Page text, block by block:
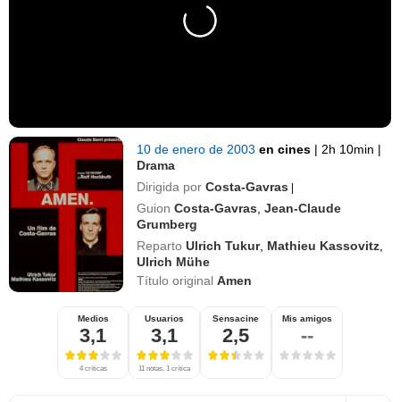
10 de enero de 2003en cines | 2h 10min |
Drama
Dirigida por Costa-Gavras |
Guion Costa-Gavras ,Jean-Claude
Grumberg
Reparto Ulrich Tukur, Mathieu Kassovitz
Ulrich Mühe
Título originalAmen
Medios
3,1
4 críticas
Usuarios
3,1
11 notas, 1 crítica
Sensacine
2,5
Mis amigos
--